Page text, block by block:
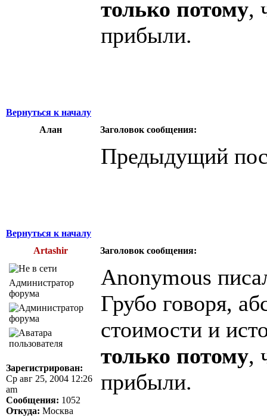
только потому,
прибыли.
Вернуться к началу
Алан
Заголовок сообщения:
Предыдущий
Вернуться к началу
Artashir
Заголовок сообщения:
Администратор
форума
Зарегистрирован:
Ср авг 25, 2004 12:26
am
Сообщения: 1052
Откуда: Москва
Anonymous
Грубо говоря,
стоимости и
только потому,
прибыли.